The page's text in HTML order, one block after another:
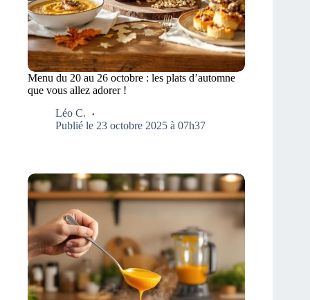
Menu du 20 au 26 octobre : les plats d’automne
que vous allez adorer !
Léo C.
Publié le 23 octobre 2025 à 07h37